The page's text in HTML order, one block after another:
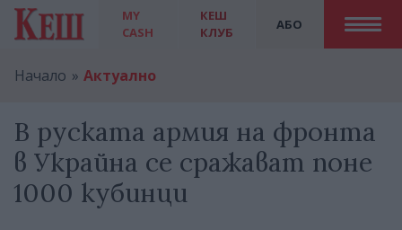
MY
CASH
АБО
КЕШ
КЛУБ
Начало Актуално
В руската армия на фронта
в Украйна се сражават поне
1000 кубинци